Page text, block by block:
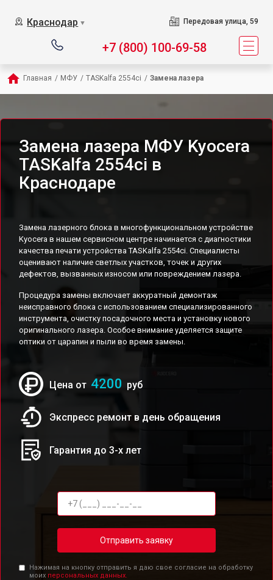
Краснодар ▼ Передовая улица, 59
+7 (800) 100-69-58
Главная / МФУ / TASKalfa 2554ci / Замена лазера
Замена лазера МФУ Kyocera
TASKalfa 2554ci в
Краснодаре
Замена лазерного блока в многофункциональном устройстве
Kyocera в нашем сервисном центре начинается с диагностики
качества печати устройства TASKalfa 2554ci. Специалисты
оценивают наличие светлых участков, точек и других
дефектов, вызванных износом или повреждением лазера.
Процедура замены включает аккуратный демонтаж
неисправного блока с использованием специализированного
инструмента, очистку посадочного места и установку нового
оригинального лазера. Особое внимание уделяется защите
оптики от царапин и пыли во время замены.
Цена от 4200 руб
Экспресс ремонт в день обращения
Гарантия до 3-х лет
Отправить заявку
Нажимая на кнопку отправить я даю свое согласие на обработку
моих персональных данных.